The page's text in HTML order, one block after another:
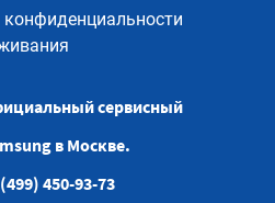
сервисный
в Москве.
450-93-73